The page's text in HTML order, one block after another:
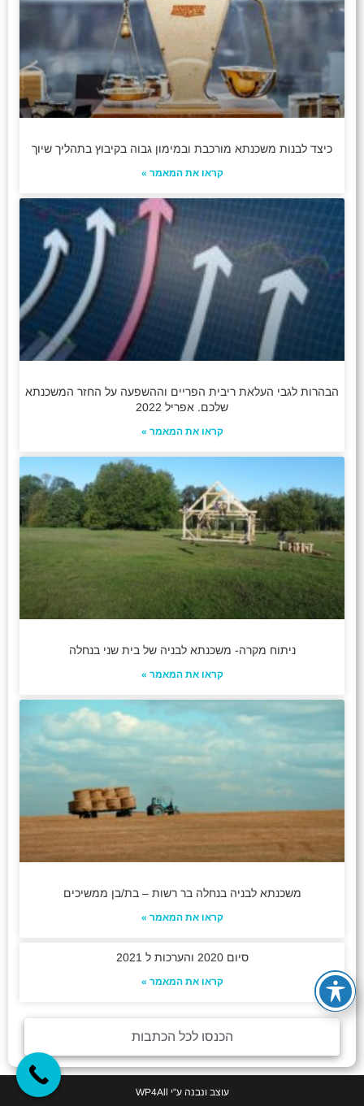
כיצד לבנות משכנתא מורכבת ובמימון גבוה בקיבוץ בתהליך שיוך
קראו את המאמר »
הבהרות לגבי העלאת ריבית הפריים וההשפעה על החזר המשכנתא
שלכם. אפריל 2022
קראו את המאמר »
ניתוח מקרה- משכנתא לבניה של בית שני בנחלה
קראו את המאמר »
משכנתא לבניה בנחלה בר רשות – בת/בן ממשיכים
קראו את המאמר »
סיום 2020 והערכות ל 2021
קראו את המאמר »
הכנסו לכל הכתבות
עוצב ונבנה ע"י WP4All